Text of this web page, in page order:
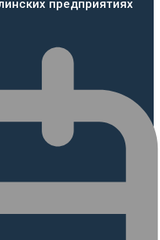
предприятиях